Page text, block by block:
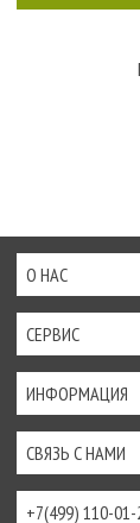
О НАС
СЕРВИС
ИНФОРМАЦИЯ
СВЯЗЬ С НАМИ
+7(499) 110-01-